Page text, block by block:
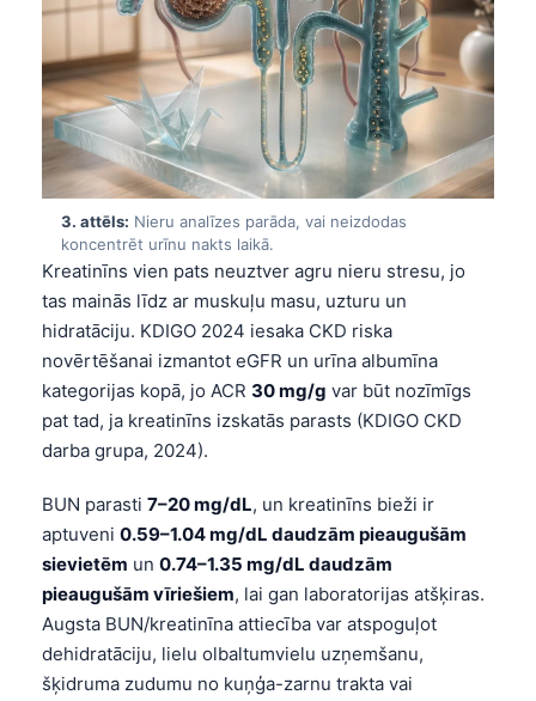
3. attēls: Nieru analīzes parāda, vai neizdodas
koncentrēt urīnu nakts laikā.
Kreatinīns vien pats neuztver agru nieru stresu, jo
tas mainās līdz ar muskuļu masu, uzturu un
hidratāciju. KDIGO 2024 iesaka CKD riska
novērtēšanai izmantot eGFR un urīna albumīna
kategorijas kopā, jo ACR 30 mg/g var būt nozīmīgs
pat tad, ja kreatinīns izskatās parasts (KDIGO CKD
darba grupa, 2024).
BUN parasti 7–20 mg/dL, un kreatinīns bieži ir
aptuveni 0.59–1.04 mg/dL daudzām pieaugušām
sievietēm un 0.74–1.35 mg/dL daudzām
pieaugušām vīriešiem, lai gan laboratorijas atšķiras.
Augsta BUN/kreatinīna attiecība var atspoguļot
dehidratāciju, lielu olbaltumvielu uzņemšanu,
šķidruma zudumu no kuņģa-zarnu trakta vai